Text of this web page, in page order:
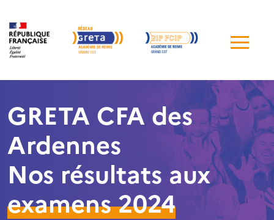
de
GRETA CFA des
Ardennes
Nos résultats aux
examens 2024